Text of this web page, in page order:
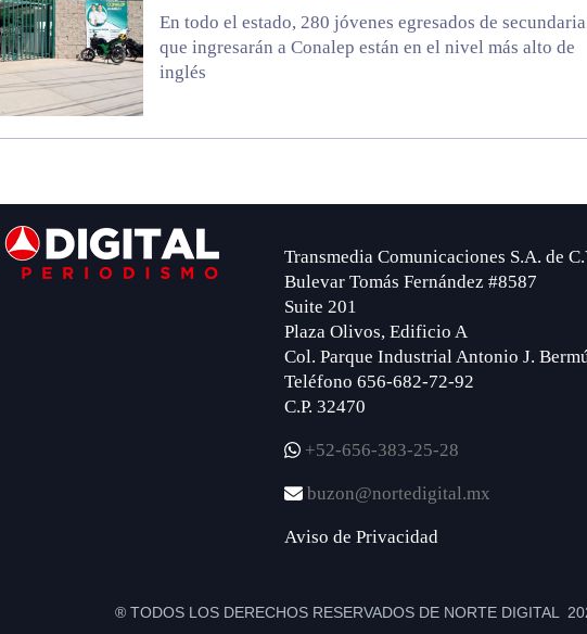
En todo el estado, 280 jóvenes egresados de secundaria
que ingresarán a Conalep están en el nivel más alto de
inglés
Transmedia Comunicaciones S.A. de
Bulevar Tomás Fernández #8587
Suite 201
Plaza Olivos, Edificio A
Col. Parque Industrial Antonio J.
Teléfono 656-682-72-92
C.P. 32470
+52-656-383-25-28
buzon@nortedigital.mx
Aviso de Privacidad
® TODOS LOS DERECHOS RESERVADOS DE NORTE DIGITAL